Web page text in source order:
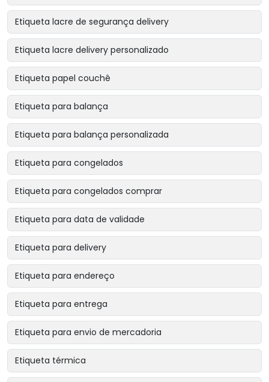
Etiqueta lacre de segurança delivery
Etiqueta lacre delivery personalizado
Etiqueta papel couchê
Etiqueta para balança
Etiqueta para balança personalizada
Etiqueta para congelados
Etiqueta para congelados comprar
Etiqueta para data de validade
Etiqueta para delivery
Etiqueta para endereço
Etiqueta para entrega
Etiqueta para envio de mercadoria
Etiqueta térmica